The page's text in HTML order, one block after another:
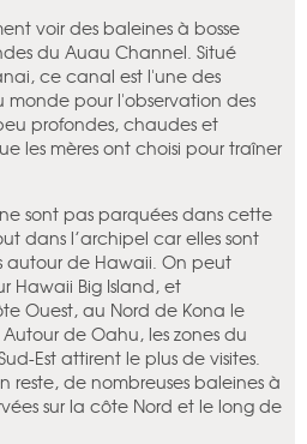
voir des baleines à bosse
du Auau Channel. Situé
ce canal est l'une des
monde pour l'observation des
profondes, chaudes et
les mères ont choisi pour traîner
sont pas parquées dans cette
dans l’archipel car elles sont
autour de Hawaii. On peut
Hawaii Big Island, et
Ouest, au Nord de Kona le
de Oahu, les zones du
Est attirent le plus de visites.
reste, de nombreuses baleines à
sur la côte Nord et le long de